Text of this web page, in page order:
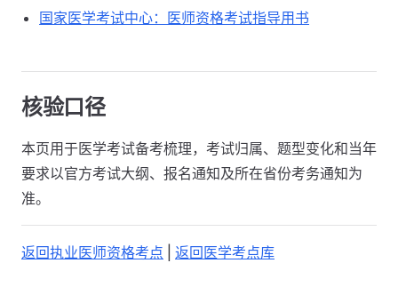
国家医学考试中心：医师资格考试指导用书
核验口径
本页用于医学考试备考梳理，考试归属、题型变化和当年
要求以官方考试大纲、报名通知及所在省份考务通知为
准。
返回执业医师资格考点 返回医学考点库